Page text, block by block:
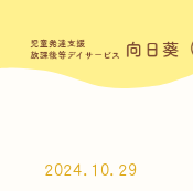
2024.10.29